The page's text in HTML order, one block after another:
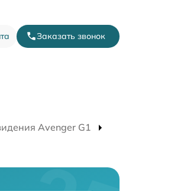
Заказать звонок
Avenger G1